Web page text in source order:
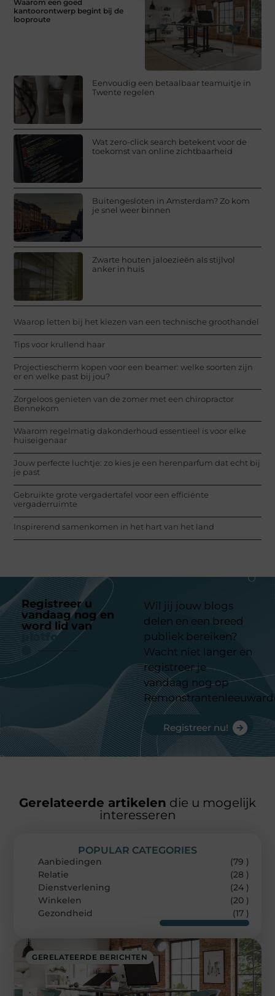
Waarom een goed
kantoorontwerp begint bij de
looproute
Eenvoudig een betaalbaar teamuitje in
Twente regelen
Wat zero-click search betekent voor de
toekomst van online zichtbaarheid
Buitengesloten in Amsterdam? Zo kom
je snel weer binnen
Zwarte houten jaloezieën als stijlvol
anker in huis
Waarop letten bij het kiezen van een technische groothandel
Tips voor krullend haar
Projectiescherm kopen voor een beamer: welke soorten zijn
er en welke past bij jou?
Zorgeloos genieten van de zomer met een chiropractor
Bennekom
Waarom regelmatig dakonderhoud essentieel is voor elke
huiseigenaar
Jouw perfecte luchtje: zo kies je een herenparfum dat echt bij
je past
Gebruikte grote vergadertafel voor een efficiënte
vergaderruimte
Inspirerend samenkomen in het hart van het land
Registreer u
vandaag nog en
word lid van
platform
Wil jij jouw blogs
delen en een breed
publiek bereiken?
Wacht niet langer en
registreer je
vandaag nog op
Registreer nu!
Gerelateerde artikelen die u mogelijk
interesseren
GERELATEERDE BERICHTEN
POPULAR CATEGORIES
Aanbiedingen
(79 )
Relatie
(28 )
Dienstverlening
(24 )
Winkelen
(20 )
Gezondheid
(17 )